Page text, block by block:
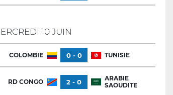
10 JUIN
COLOMBIE 0 - 0 TUNISIE
RD CONGO 2 - 0
ARABIE
SAOUDITE